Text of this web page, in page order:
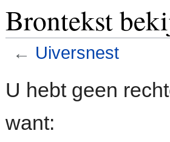
Brontekst
← Uiversnest
U hebt geen
want: